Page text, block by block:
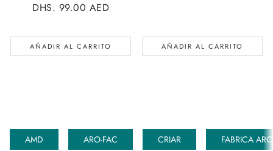
PRECIO
DHS. 99.00 AED
AÑADIR AL CARRITO AÑADIR AL CARRITO
AMD ARO-FAC CRIAR FABRICA